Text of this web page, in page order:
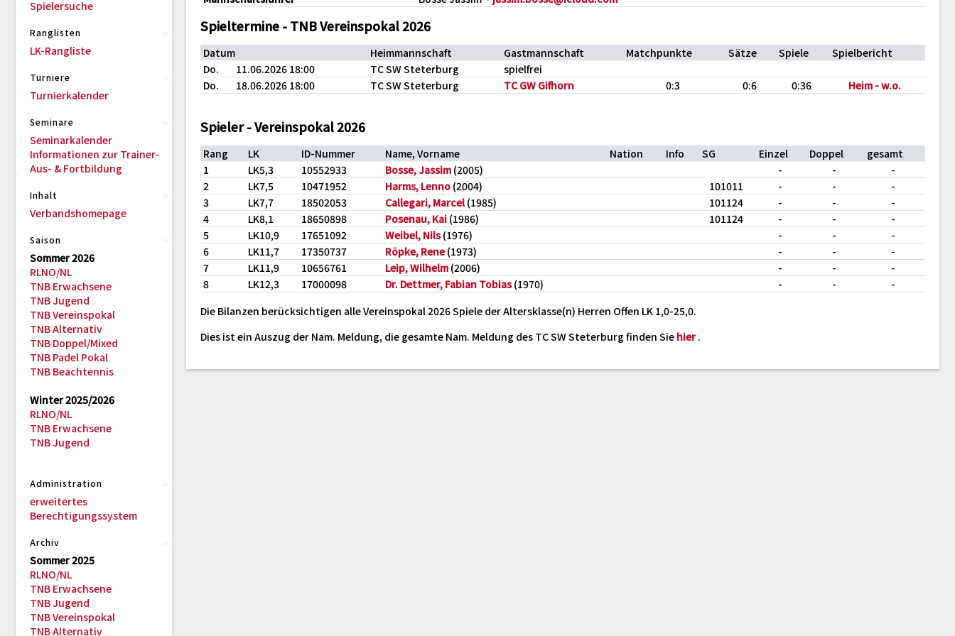
Spielersuche
Ranglisten
LK-Rangliste
Turniere
Turnierkalender
Seminare
Seminarkalender
Informationen zur Trainer-
Aus- & Fortbildung
Inhalt
Verbandshomepage
Saison
Sommer 2026
RLNO/NL
TNB Erwachsene
TNB Jugend
TNB Vereinspokal
TNB Alternativ
TNB Doppel/Mixed
TNB Padel Pokal
TNB Beachtennis
Winter 2025/2026
RLNO/NL
TNB Erwachsene
TNB Jugend
Administration
erweitertes
Berechtigungssystem
Archiv
Sommer 2025
RLNO/NL
TNB Erwachsene
TNB Jugend
TNB Vereinspokal
TNB Alternativ
Spieltermine - TNB Vereinspokal 2026
Datum Heimmannschaft Gastmannschaft Matchpunkte Sätze Spiele
Spielbericht
Do.
11.06.2026 18:00 TC SW Steterburg
spielfrei
Do.
18.06.2026 18:00 TC SW Steterburg TC GW Gifhorn 0:3 0:6 0:36 Heim - w.o.
Spieler - Vereinspokal 2026
Rang LK ID-Nummer Name, Vorname Nation Info SG Einzel Doppel
gesamt
1
LK5,3 10552933 Bosse, Jassim (2005) - -
-
2
LK7,5 10471952 Harms, Lenno (2004) 101011 - -
-
3
LK7,7 18502053 Callegari, Marcel (1985) 101124 - -
-
4
LK8,1 18650898 Posenau, Kai (1986) 101124 - -
-
5
LK10,9 17651092 Weibel, Nils(1976) - -
-
6
LK11,7 17350737 Röpke, Rene(1973) - -
-
7
LK11,9 10656761 Leip, Wilhelm (2006) - -
-
8
LK12,3 17000098 Dr. Dettmer, Fabian Tobias(1970) - -
-
Die Bilanzen berücksichtigen alle Vereinspokal 2026 Spiele der Altersklasse(n) Herren Offen LK 1,0-25,0.
Dies ist ein Auszug der Nam. Meldung, die gesamte Nam. Meldung des TC SW Steterburg finden Sie hier .